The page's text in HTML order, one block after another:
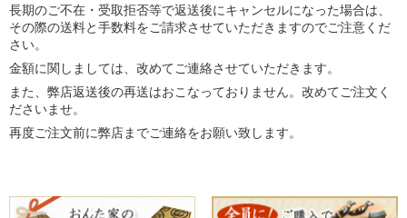
長期のご不在・受取拒否等で返送後にキャンセルになった場合は、
その際の送料と手数料をご請求させていただきますのでご注意くだ
さい。
金額に関しましては、改めてご連絡させていただきます。
また、弊店返送後の再送はおこなっておりません。改めてご注文く
ださいませ。
再度ご注文前に弊店までご連絡をお願い致します。